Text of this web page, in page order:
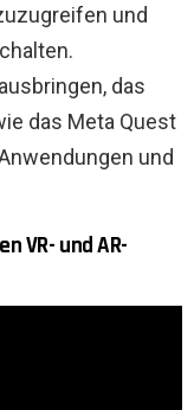
und
das
das Meta Quest
und
VR- und AR-